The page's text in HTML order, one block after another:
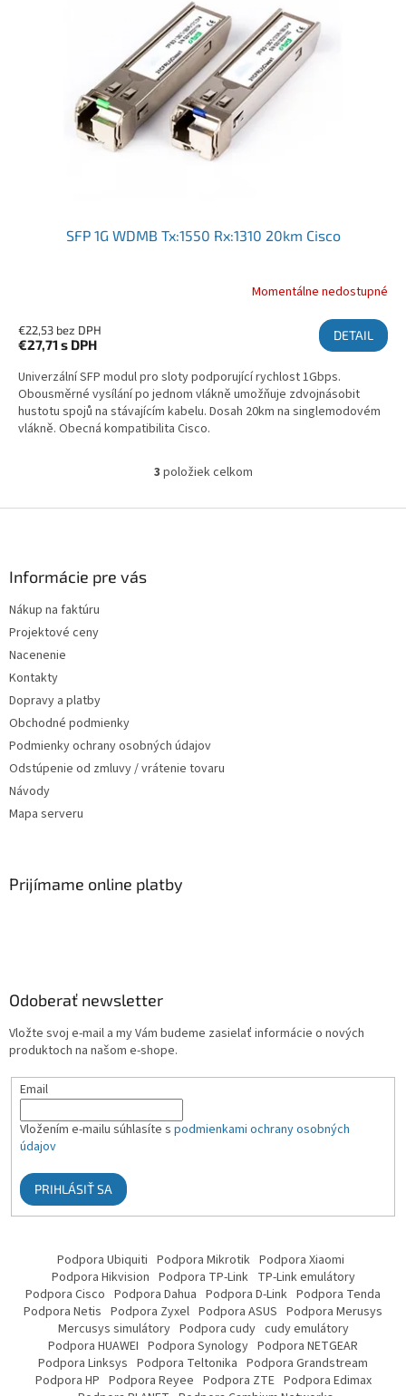
SFP 1G WDMB Tx:1550 Rx:1310 20km Cisco
Momentálne nedostupné
€22,53 bez DPH
€27,71 s DPH
DETAIL
Univerzální SFP modul pro sloty podporující rychlost 1Gbps.
Obousměrné vysílání po jednom vlákně umožňuje zdvojnásobit
hustotu spojů na stávajícím kabelu. Dosah 20km na singlemodovém
vlákně. Obecná kompatibilita Cisco.
Ovládacie prvky výpisu
3 položiek celkom
Informácie pre vás
Nákup na faktúru
Projektové ceny
Nacenenie
Kontakty
Dopravy a platby
Obchodné podmienky
Podmienky ochrany osobných údajov
Odstúpenie od zmluvy / vrátenie tovaru
Návody
Mapa serveru
Prijímame online platby
Odoberať newsletter
Vložte svoj e-mail a my Vám budeme zasielať informácie o nových
produktoch na našom e-shope.
Email
Vložením e-mailu súhlasíte s podmienkami ochrany osobných
údajov
PRIHLÁSIŤ SA
Podpora Ubiquiti Podpora Mikrotik Podpora Xiaomi
Podpora Hikvision Podpora TP-Link TP-Link emulátory
Podpora Cisco Podpora Dahua Podpora D-Link Podpora Tenda
Podpora Netis Podpora Zyxel Podpora ASUS Podpora Merusys
Mercusys simulátory Podpora cudy cudy emulátory
Podpora HUAWEI Podpora Synology Podpora NETGEAR
Podpora Linksys Podpora Teltonika Podpora Grandstream
Podpora HP Podpora Reyee Podpora ZTE Podpora Edimax